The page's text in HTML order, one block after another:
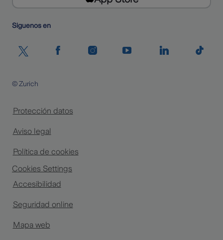
Siguenos en
Protección datos
Aviso legal
Política de cookies
Cookies Settings
Accesibilidad
Seguridad online
Mapa web
© Zurich